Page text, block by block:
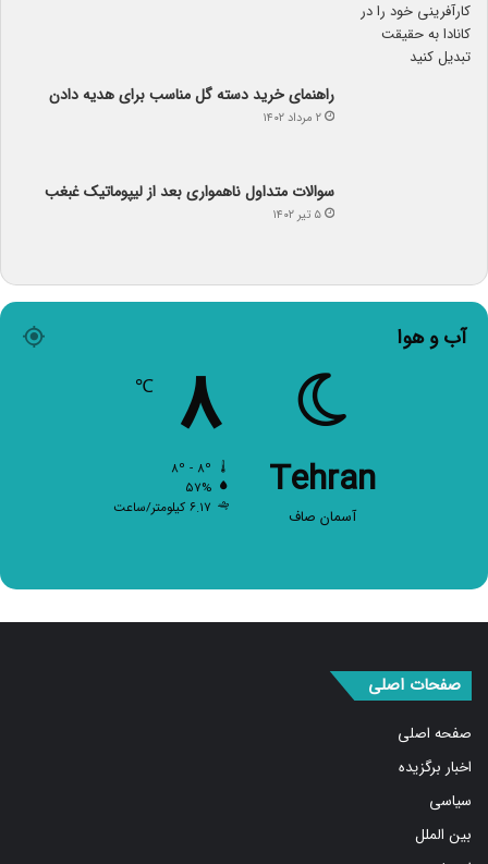
راهنمای خرید دسته گل مناسب برای هدیه دادن
۲ مرداد ۱۴۰۲
سوالات متداول ناهمواری بعد از لیپوماتیک غبغب
۵ تیر ۱۴۰۲
آب و هوا
Tehran
آسمان صاف
۸
۵۷%
۶.۱۷ کیلومتر/ساعت
صفحه اصلی
اخبار برگزیده
سیاسی
بین الملل
اجتماعی